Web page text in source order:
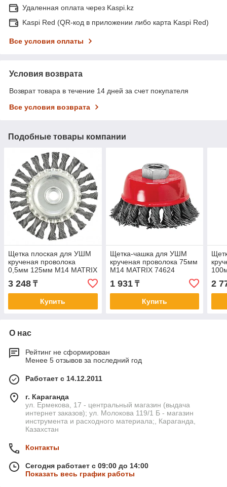
Удаленная оплата через Kaspi.kz
Kaspi Red (QR-код в приложении либо карта Kaspi Red)
Все условия оплаты
Условия возврата
Возврат товара в течение 14 дней за счет покупателя
Все условия возврата
Подобные товары компании
Щетка плоская для УШМ
крученая проволока
0,5мм 125мм М14 MATRIX
3 248 ₸
Купить
Щетка-чашка для УШМ
крученая проволока 75мм
М14 MATRIX 74624
1 931₸
Купить
2
О нас
Рейтинг не сформирован
Менее 5 отзывов за последний год
Работает с 14.12.2011
г. Караганда
ул. Ермекова, 17 - центральный магазин (выдача
интернет заказов); ул. Молокова 119/1 Б - магазин
инструмента и расходного материала;, Караганда,
Казахстан
Контакты
Сегодня работает с 09:00 до 14:00
Показать весь график работы